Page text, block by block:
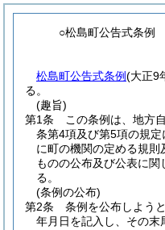
○松島町公告式条例
松島町公告式条例(大正9
る。
(趣旨)
第1条
この条例は、地方
条第4項及び第5項の規
に町の機関の定める規
ものの公布及び公表に
る。
(条例の公布)
第2条
条例を公布しよう
年月日を記入し、その末